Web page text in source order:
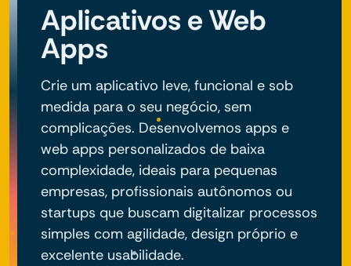
Aplicativos e Web
Apps
Crie um aplicativo leve, funcional e sob
medida para o seu negócio, sem
complicações. Desenvolvemos apps e
web apps personalizados de baixa
complexidade, ideais para pequenas
empresas, profissionais autônomos ou
startups que buscam digitalizar processos
simples com agilidade, design próprio e
excelente usabilidade.